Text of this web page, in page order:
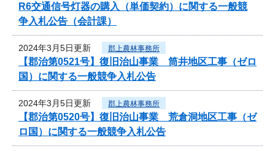
R6交通信号灯器の購入（単価契約）に関する一般競
争入札公告（会計課）
2024年3月5日更新 郡上農林事務所
【郡治第0521号】復旧治山事業 筒井地区工事（ゼロ
国）に関する一般競争入札公告
2024年3月5日更新 郡上農林事務所
【郡治第0520号】復旧治山事業 荒倉洞地区工事（ゼ
ロ国）に関する一般競争入札公告